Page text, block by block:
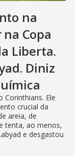
na
Copa
Liberta.
Diniz
Corinthians. Ele
crucial da
areia, de
tenta, ao menos,
e desgastou